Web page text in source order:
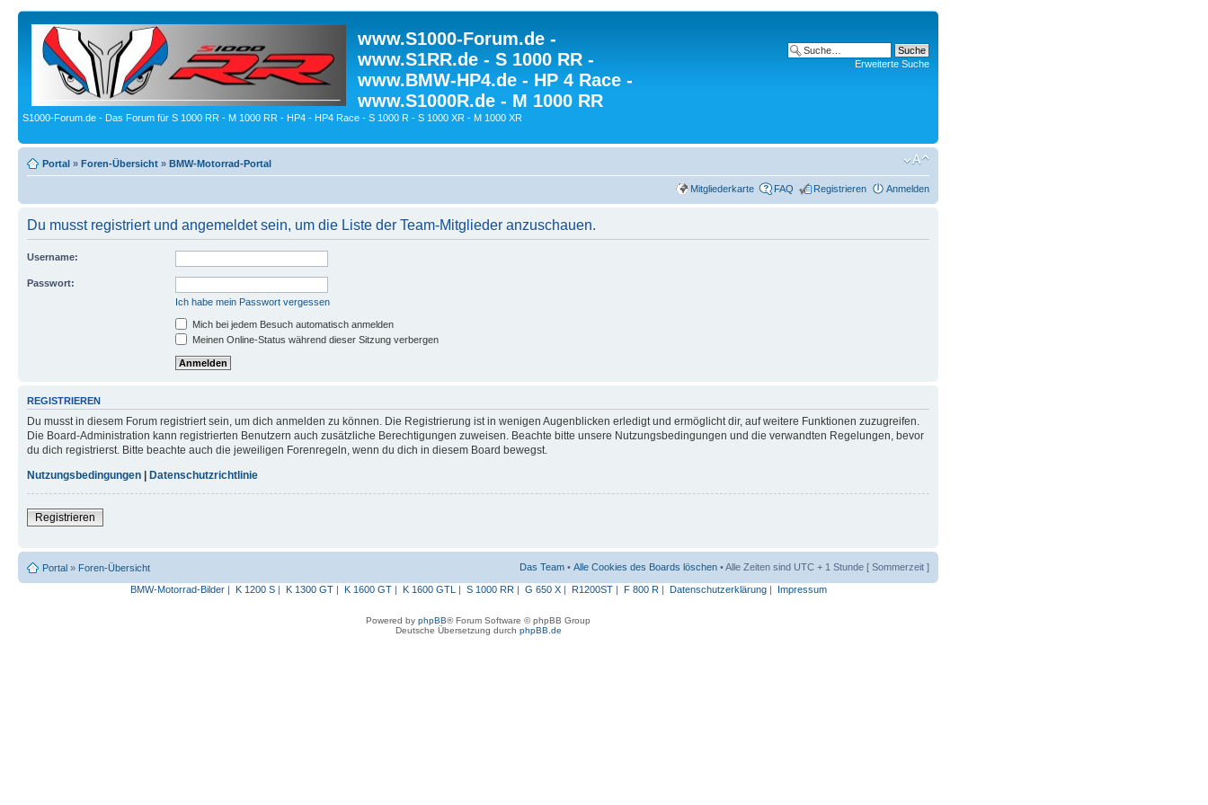
www.S1000-Forum.de -
www.S1RR.de - S 1000 RR -
www.BMW-HP4.de - HP 4 Race -
www.S1000R.de - M 1000 RR
S1000-Forum.de - Das Forum für S 1000 RR - M 1000 RR - HP4 - HP4 Race - S 1000 R - S 1000 XR - M 1000 XR
Erweiterte Suche
Portal » Foren-Übersicht » BMW-Motorrad-Portal
Mitgliederkarte FAQ Registrieren Anmelden
Du musst registriert und angemeldet sein, um die Liste der Team-Mitglieder anzuschauen.
Username:
Passwort:
Ich habe mein Passwort vergessen
Mich bei jedem Besuch automatisch anmelden
Meinen Online-Status während dieser Sitzung verbergen
REGISTRIEREN
Du musst in diesem Forum registriert sein, um dich anmelden zu können. Die Registrierung ist in wenigen Augenblicken erledigt und ermöglicht dir, auf weitere Funktionen zuzugreifen.
Die Board-Administration kann registrierten Benutzern auch zusätzliche Berechtigungen zuweisen. Beachte bitte unsere Nutzungsbedingungen und die verwandten Regelungen, bevor
du dich registrierst. Bitte beachte auch die jeweiligen Forenregeln, wenn du dich in diesem Board bewegst.
Nutzungsbedingungen
Datenschutzrichtlinie
Registrieren
Portal » Foren-Übersicht Das Team • Alle Cookies des Boards löschen • Alle Zeiten sind UTC + 1 Stunde [ Sommerzeit ]
BMW-Motorrad-Bilder| K 1200 S| K 1300 GT| K 1600 GT| K 1600 GTL | S 1000 RR | G 650 X| R1200ST| F 800 R | Datenschutzerklärung| Impressum
Powered by phpBB® Forum Software © phpBB Group
Deutsche Übersetzung durch phpBB.de